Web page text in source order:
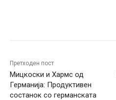
Претходен пост
Мицкоски и Хармс од
Германија: Продуктивен
состанок со германската